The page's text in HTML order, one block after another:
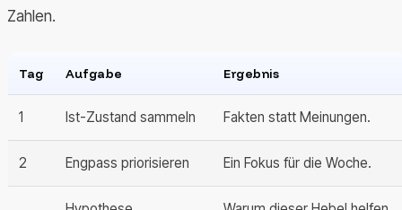
Zahlen.
Tag Aufgabe Ergebnis
1 Ist-Zustand sammeln Fakten statt Meinungen.
2 Engpass priorisieren Ein Fokus für die Woche.